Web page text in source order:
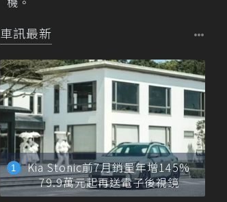
車訊最新
Kia Stonic前7月銷量年增145%
79.9萬元起再送電子後視鏡